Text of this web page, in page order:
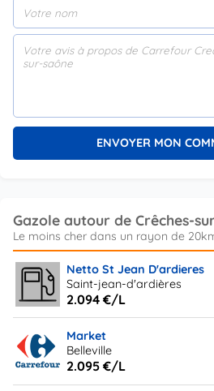
Gazole autour de Crêches-
Netto St Jean D'ardieres
Saint-jean-d'ardières
2.094 €/L
Market
Belleville
2.095 €/L